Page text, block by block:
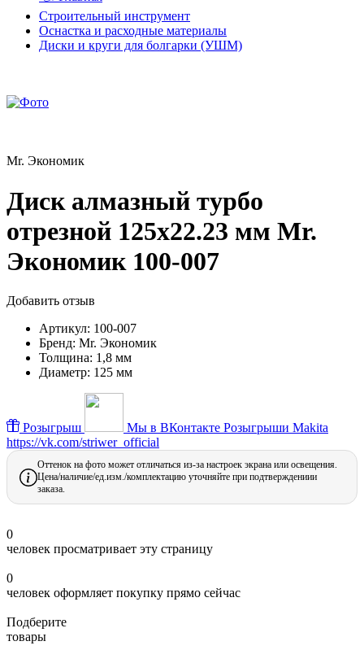
Строительный инструмент
Оснастка и расходные материалы
Диски и круги для болгарки (УШМ)
Mr. Экономик
Диск алмазный турбо
отрезной 125х22.23 мм Mr.
Экономик 100-007
Добавить отзыв
Артикул: 100-007
Бренд: Mr. Экономик
Толщина: 1,8 мм
Диаметр: 125 мм
Розыгрыш Мы в ВКонтакте Розыгрыши Makita
https://vk.com/striwer_official
Оттенок на фото может отличаться из-за настроек экрана или освещения.
Цена/наличие/ед.изм./комплектацию уточняйте при подтверждениии
заказа.
0
человек просматривает эту страницу
0
человек оформляет покупку прямо сейчас
Подберите
товары